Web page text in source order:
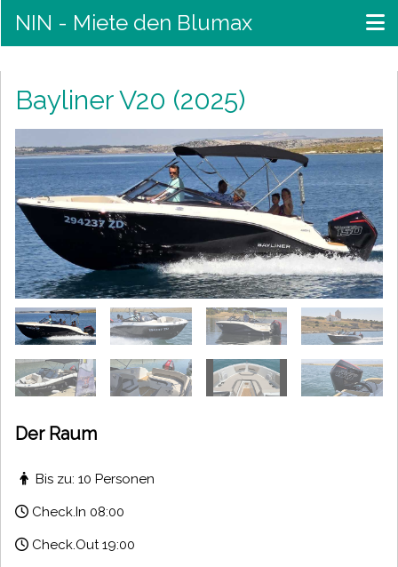
NIN - Miete den Blumax
Bayliner V20 (2025)
Der Raum
Bis zu: 10 Personen
Check.In 08:00
Check.Out 19:00